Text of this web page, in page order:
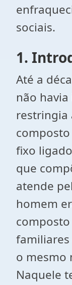
sociais.
1.
Até a
não
restringia
fixo
que
atende
homem
o mesmo
Naquele